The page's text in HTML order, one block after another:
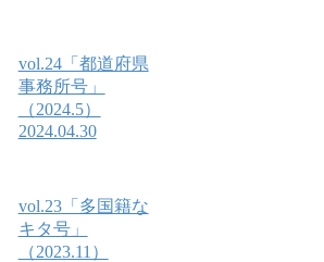
vol.24「都道府県
事務所号」
（2024.5）
2024.04.30
vol.23「多国籍な
キタ号」
（2023.11）